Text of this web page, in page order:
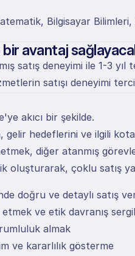
Bilgisayar
avantaj
satış deneyimi ile 1-3 yıl
satışı deneyimi
akıcı bir şekilde.
hedeflerini ve ilgili
diğer atanmış
çoklu satış
doğru ve detaylı satış
ve etik davranış
almak
ve kararlılık gösterme